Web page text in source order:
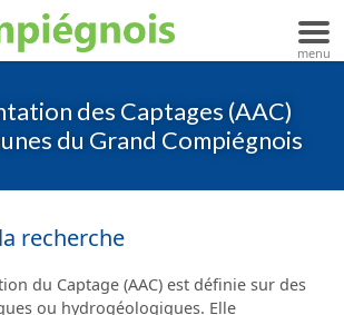
des Captages (AAC)
du Grand Compiégnois
recherche
du Captage (AAC) est définie sur des
ou hydrogéologiques. Elle